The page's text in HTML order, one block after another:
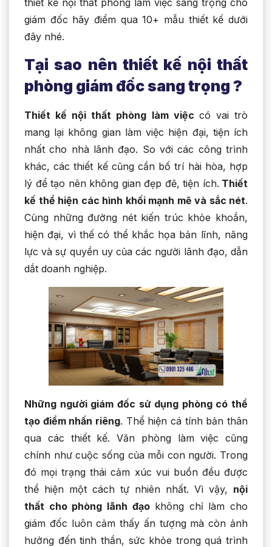
thiết kế nội thất phòng làm việc sang trọng cho
giám đốc hãy điểm qua 10+ mẫu thiết kế dưới
đây nhé.
Tại sao nên thiết kế nội thất
phòng giám đốc sang trọng ?
Thiết kế nội thất phòng làm việc có vai trò
mang lại không gian làm việc hiện đại, tiện ích
nhất cho nhà lãnh đạo. So với các công trình
khác, các thiết kế cũng cần bố trí hài hòa, hợp
lý để tạo nên không gian đẹp đẽ, tiện ích. Thiết
kế thể hiện các hình khối mạnh mẽ và sắc nét.
Cùng những đường nét kiến trúc khỏe khoắn,
hiện đại, vì thế có thể khắc họa bản lĩnh, năng
lực và sự quyền uy của các người lãnh đạo, dẫn
dắt doanh nghiệp.
Những người giám đốc sử dụng phòng có thể
tạo điểm nhấn riêng. Thể hiện cá tính bản thân
qua các thiết kế. Văn phòng làm việc cũng
chính như cuộc sống của mỗi con người. Trong
đó mọi trạng thái cảm xúc vui buồn đều được
thể hiện một cách tự nhiên nhất. Vì vậy, nội
thất cho phòng lãnh đạokhông chỉ làm cho
giám đốc luôn cảm thấy ấn tượng mà còn ảnh
hưởng đến tinh thần, sức khỏe trong quá trình